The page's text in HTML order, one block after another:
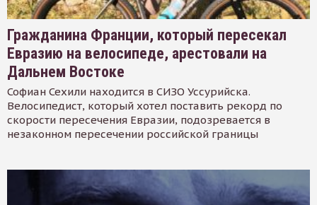
Гражданина Франции, который пересекал
Евразию на велосипеде, арестовали на
Дальнем Востоке
Софиан Сехили находится в СИЗО Уссурийска.
Велосипедист, который хотел поставить рекорд по
скорости пересечения Евразии, подозревается в
незаконном пересечении российской границы